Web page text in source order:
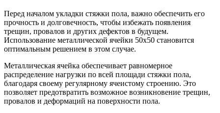
Перед началом укладки стяжки пола, важно обеспечить его
прочность и долговечность, чтобы избежать появления
трещин, провалов и других дефектов в будущем.
Использование металлической ячейки 50х50 становится
оптимальным решением в этом случае.
Металлическая ячейка обеспечивает равномерное
распределение нагрузки по всей площади стяжки пола,
благодаря своему регулярному ячеистому строению. Это
позволяет предотвратить возможное возникновение трещин,
провалов и деформаций на поверхности пола.